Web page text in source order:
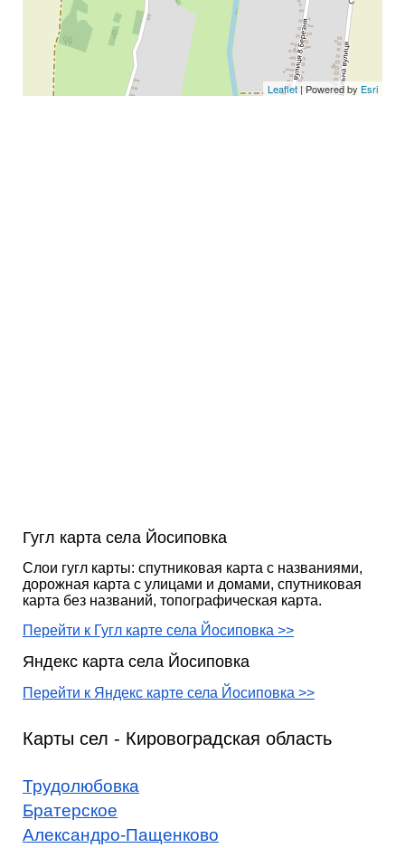
Leaflet | Powered by Esri
Гугл карта села Йосиповка
Слои гугл карты: спутниковая карта с названиями,
дорожная карта с улицами и домами, спутниковая
карта без названий, топографическая карта.
Перейти к Гугл карте села Йосиповка >>
Яндекс карта села Йосиповка
Перейти к Яндекс карте села Йосиповка >>
Карты сел - Кировоградская область
Трудолюбовка
Братерское
Александро-Пащенково